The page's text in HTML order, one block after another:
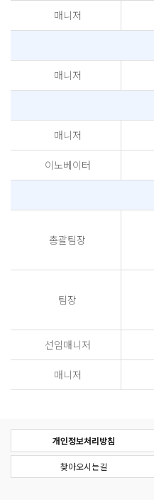
매니저
매니저
매니저
이노베이터
총괄팀장
팀장
선임매니저
매니저
개인정보처리방침
찾아오시는길